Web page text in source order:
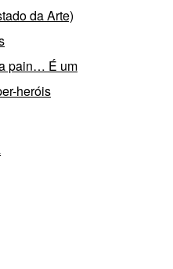
da Arte)
pain… É um
heróis